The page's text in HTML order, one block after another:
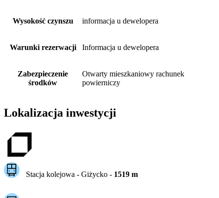
Wysokość czynszu informacja u dewelopera
Warunki rezerwacji Informacja u dewelopera
Zabezpieczenie
środków
Otwarty mieszkaniowy rachunek
powierniczy
Lokalizacja inwestycji
Stacja kolejowa - Giżycko- 1519m